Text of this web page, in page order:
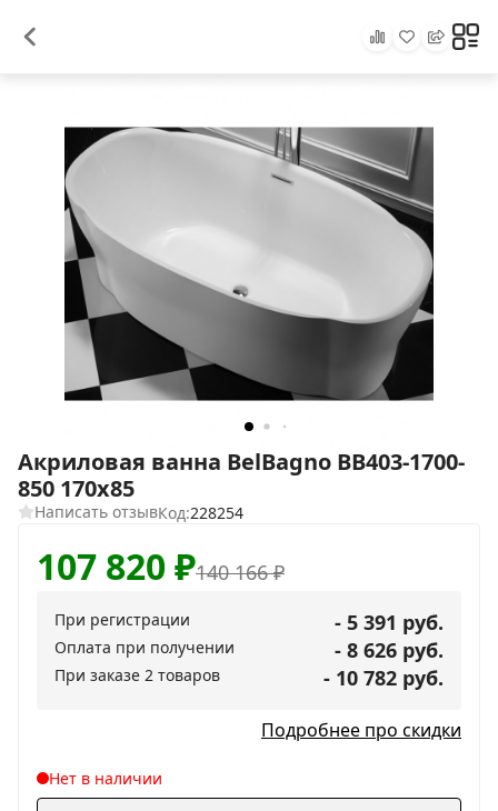
Акриловая ванна BelBagno BB403-1700-
850 170х85
Написать отзывКод:228254
140 166₽
107 820₽
При регистрации - 5 391 руб.
Оплата при получении - 8 626 руб.
При заказе 2 товаров - 10 782 руб.
Подробнее про скидки
Нет в наличии